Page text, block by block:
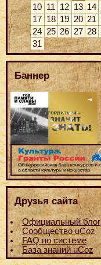
10 11 12 13 14
17 18 19 20 21
24 25 26 27 28
31
Баннер
Друзья сайта
Официальный блог
Сообщество uCoz
FAQ по системе
База знаний uCoz